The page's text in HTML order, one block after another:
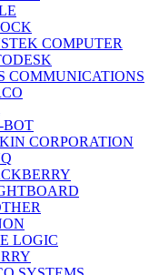
COMPUTER
COMMUNICATIONS
BOT
CORPORATION
LOGIC